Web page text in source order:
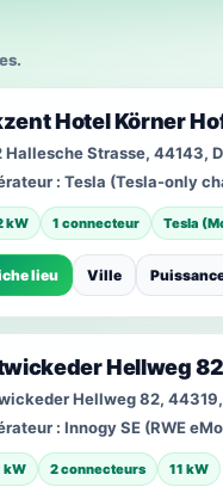
Hotel Körner
Hallesche Strasse, 44143,
: Tesla (Tesla-only
kW 1 connecteur Tesla
lieu Ville
Hellweg 82
Hellweg 82,
: Innogy SE (RWE
kW 2 connecteurs 11 kW